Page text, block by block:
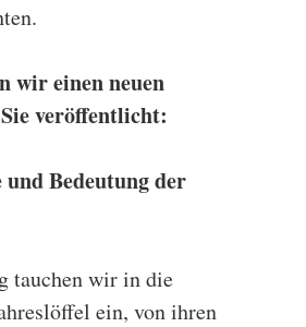
wir einen neuen
veröffentlicht:
Bedeutung der
tauchen wir in die
ein, von ihren